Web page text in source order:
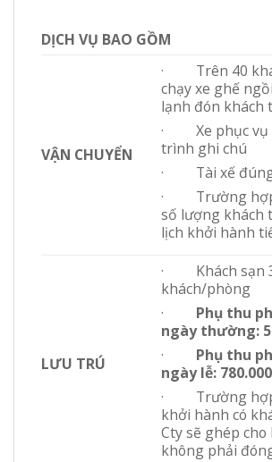
DỊCH VỤ BAO GỒM
VẬN CHUYỂN
· Trên 40
chạy xe ghế
lạnh đón khách
· Xe phục vụ
trình ghi chú
· Tài xế đúng
· Trường hợp
số lượng khách
lịch khởi hành
LƯU TRÚ
· Khách sạn 3
khách/phòng
· Phụ thu
ngày thường:
· Phụ thu
ngày lễ:
· Trường
khởi hành có
Cty sẽ ghép cho
không phải